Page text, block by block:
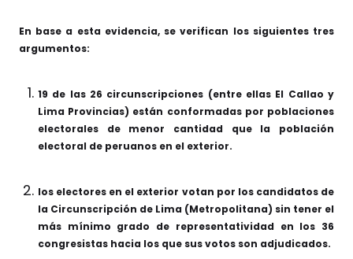
En base a esta evidencia, se verifican los siguientes tres
argumentos:
19 de las 26 circunscripciones (entre ellas El Callao y
Lima Provincias) están conformadas por poblaciones
electorales de menor cantidad que la población
electoral de peruanos en el exterior.
los electores en el exterior votan por los candidatos de
la Circunscripción de Lima (Metropolitana) sin tener el
más mínimo grado de representatividad en los 36
congresistas hacia los que sus votos son adjudicados.